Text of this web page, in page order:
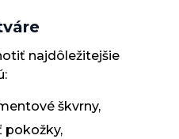
najdôležitejšie
škvrny,
pokožky,